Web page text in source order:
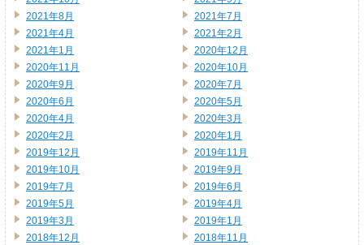
2021年8月
2021年7月
2021年4月
2021年2月
2021年1月
2020年12月
2020年11月
2020年10月
2020年9月
2020年7月
2020年6月
2020年5月
2020年4月
2020年3月
2020年2月
2020年1月
2019年12月
2019年11月
2019年10月
2019年9月
2019年7月
2019年6月
2019年5月
2019年4月
2019年3月
2019年1月
2018年12月
2018年11月